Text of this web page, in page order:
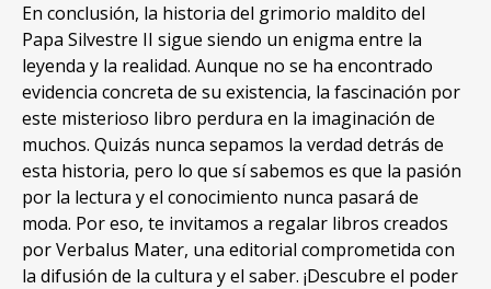
En conclusión, la historia del grimorio maldito del
Papa Silvestre II sigue siendo un enigma entre la
leyenda y la realidad. Aunque no se ha encontrado
evidencia concreta de su existencia, la fascinación por
este misterioso libro perdura en la imaginación de
muchos. Quizás nunca sepamos la verdad detrás de
esta historia, pero lo que sí sabemos es que la pasión
por la lectura y el conocimiento nunca pasará de
moda. Por eso, te invitamos a regalar libros creados
por Verbalus Mater, una editorial comprometida con
la difusión de la cultura y el saber. ¡Descubre el poder